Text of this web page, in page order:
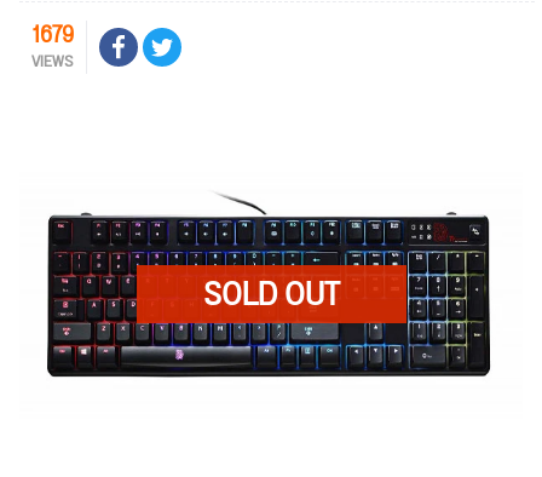
1679
VIEWS